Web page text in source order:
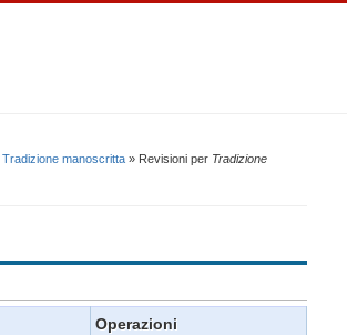
Tradizione manoscritta » Revisioni per Tradizione
Operazioni